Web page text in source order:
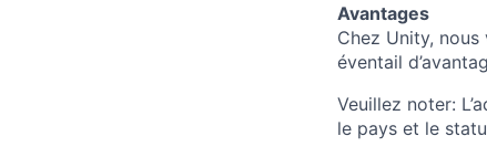
Avantages
Chez Unity, nous
éventail
Veuillez noter:
le pays et le